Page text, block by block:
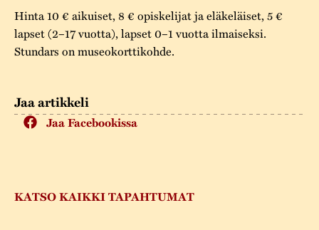
Jaa artikkeli
Jaa Facebookissa
KATSO KAIKKI TAPAHTUMAT
Hinta 10 € aikuiset, 8 € opiskelijat ja eläkeläiset, 5 €
lapset (2–17 vuotta), lapset 0–1 vuotta ilmaiseksi.
Stundars on museokorttikohde.